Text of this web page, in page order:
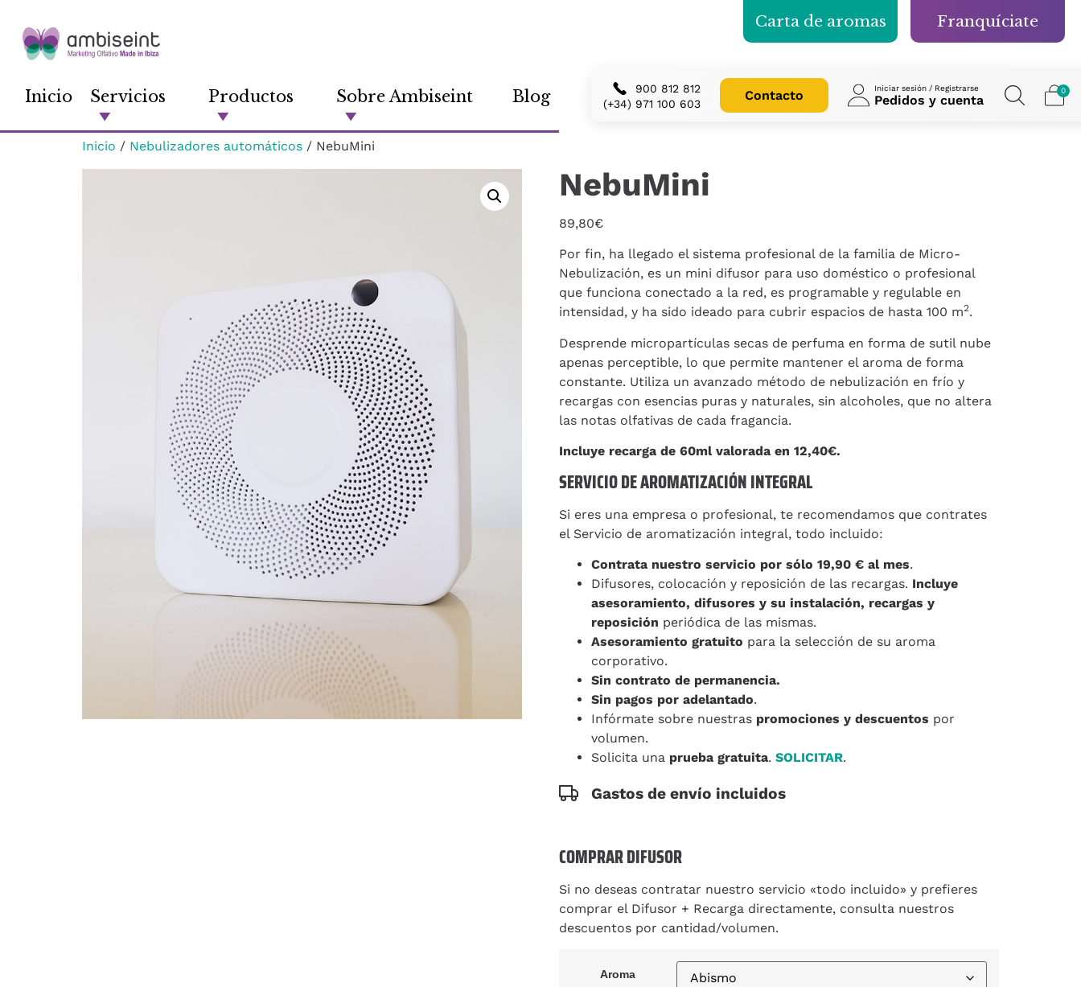
Inicio Servicios Productos Sobre Ambiseint Blog
Carta de aromas Franquíciate
900 812 812
(+34) 971 100 603
Contacto Iniciar sesión / Registrarse
Pedidos y cuenta
0
Inicio / Nebulizadores automáticos / NebuMini
NebuMini
89,80€
Por fin, ha llegado el sistema profesional de la familia de Micro-
Nebulización, es un mini difusor para uso doméstico o profesional
que funciona conectado a la red, es programable y regulable en
intensidad, y ha sido ideado para cubrir espacios de hasta 100 m2.
Desprende micropartículas secas de perfuma en forma de sutil nube
apenas perceptible, lo que permite mantener el aroma de forma
constante. Utiliza un avanzado método de nebulización en frío y
recargas con esencias puras y naturales, sin alcoholes, que no altera
las notas olfativas de cada fragancia.
Incluye recarga de 60ml valorada en 12,40€.
SERVICIO DE AROMATIZACIÓN INTEGRAL
Si eres una empresa o profesional, te recomendamos que contrates
el Servicio de aromatización integral, todo incluido:
Contrata nuestro servicio por sólo 19,90 € al mes.
Difusores, colocación y reposición de las recargas. Incluye
asesoramiento, difusores y su instalación, recargas y
reposición periódica de las mismas.
Asesoramiento gratuito para la selección de su aroma
corporativo.
Sin contrato de permanencia.
Sin pagos por adelantado.
Infórmate sobre nuestras promociones y descuentos por
volumen.
Solicita una prueba gratuita. SOLICITAR.
Gastos de envío incluidos
COMPRAR DIFUSOR
Si no deseas contratar nuestro servicio «todo incluido» y prefieres
comprar el Difusor + Recarga directamente, consulta nuestros
descuentos por cantidad/volumen.
Aroma